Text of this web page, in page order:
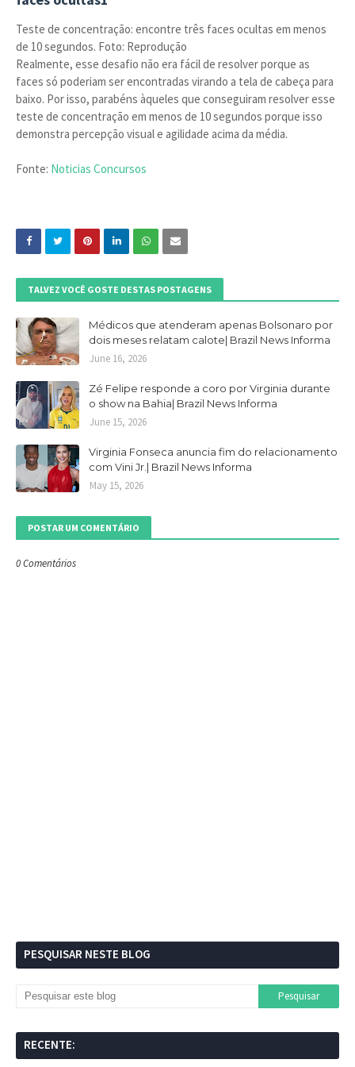
Teste de concentração: encontre três faces ocultas em menos
de 10 segundos. Foto: Reprodução
Realmente, esse desafio não era fácil de resolver porque as
faces só poderiam ser encontradas virando a tela de cabeça para
baixo. Por isso, parabéns àqueles que conseguiram resolver esse
teste de concentração em menos de 10 segundos porque isso
demonstra percepção visual e agilidade acima da média.
Fonte: Noticias Concursos
TALVEZ VOCÊ GOSTE DESTAS POSTAGENS
Médicos que atenderam apenas Bolsonaro por
dois meses relatam calote| Brazil News Informa
June 16, 2026
Zé Felipe responde a coro por Virginia durante
o show na Bahia| Brazil News Informa
June 15, 2026
Virginia Fonseca anuncia fim do relacionamento
com Vini Jr.| Brazil News Informa
May 15, 2026
POSTAR UM COMENTÁRIO
0 Comentários
PESQUISAR NESTE BLOG
RECENTE: